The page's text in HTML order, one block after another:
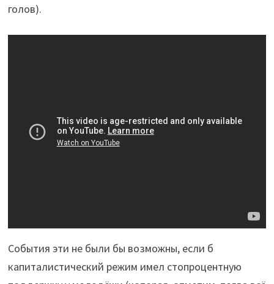
голов).
События эти не были бы возможны, если б
капиталистический режим имел стопроцентную